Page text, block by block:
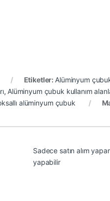
Etiketler: Alüminyum
, Alüminyum çubuk kullanım
alüminyum çubuk
Sadece satın alım
yapabilir